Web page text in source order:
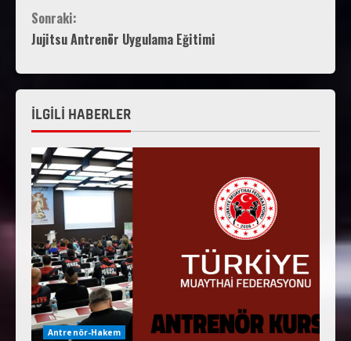
Sonraki:
Jujitsu Antrenör Uygulama Eğitimi
İLGİLİ HABERLER
Antrenör-Hakem